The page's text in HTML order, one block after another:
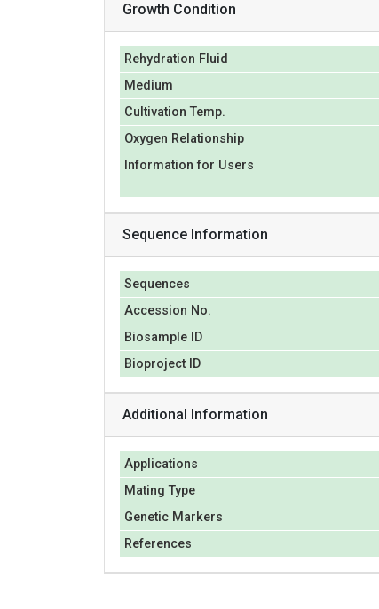
Growth Condition
Rehydration Fluid
Medium
Cultivation Temp.
Oxygen Relationship
Information for Users
Sequence Information
Sequences
Accession No.
Biosample ID
Bioproject ID
Additional Information
Applications
Mating Type
Genetic Markers
References